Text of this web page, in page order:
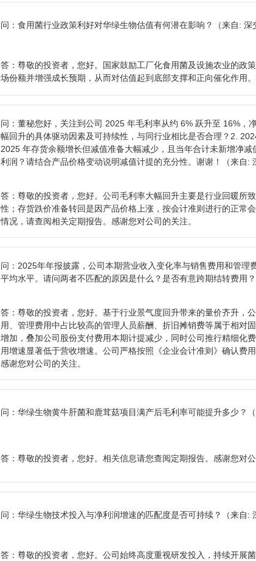
问： 食用菌行业政策利好对华绿生物估值有何潜在影响？ （来自: 深
答： 尊敬的投资者，您好。国家鼓励工厂化食用菌及设施农业的政
场份额并增强成长预期，从而对估值起到底部支撑和正向催化作用。
问： 董秘您好，关注到公司 2025 年毛利率从约 6% 跃升至 16%，
幅回升的具体驱动因素及可持续性，与同行业相比是否合理？2.
2025 年存货余额增长但减值准备大幅减少，且当年合计未新增净
利润？请结合产品价格变动说明减值计提的充分性。谢谢！
（来自:
答： 尊敬的投资者，您好。公司毛利率大幅回升主要是行业回暖所
性；存货跌价准备转回是因产品价格上涨，按会计准则进行的正常
情况，请查阅相关定期报告。感谢您对公司的关注。
问： 2025年年报披露，公司本期营业收入变化率与销售费用和管理
平均水平。请问两者不匹配的原因是什么？是否有意跨期结转费用？
答： 尊敬的投资者，您好。基于行业景气度回升带来的量价齐升，
用、管理费用中占比较高的管理人员薪酬、折旧摊销费等属于相对
增加，叠加公司股份支付费用本期计提减少，同时公司推行精细化
用增速显著低于营收增速。公司严格按照《企业会计准则》确认费
感谢您对公司的关注。
问： 华绿生物黄牛肝菌和鹿茸菇项目满产后毛利率可能提升多少？
答： 尊敬的投资者，您好。相关信息请您查阅定期报告。感谢您对公
问： 华绿生物技术投入与净利润增速的匹配度是否可持续？ （来自:
答： 尊敬的投资者，您好。公司始终高度重视研发投入，持续开展